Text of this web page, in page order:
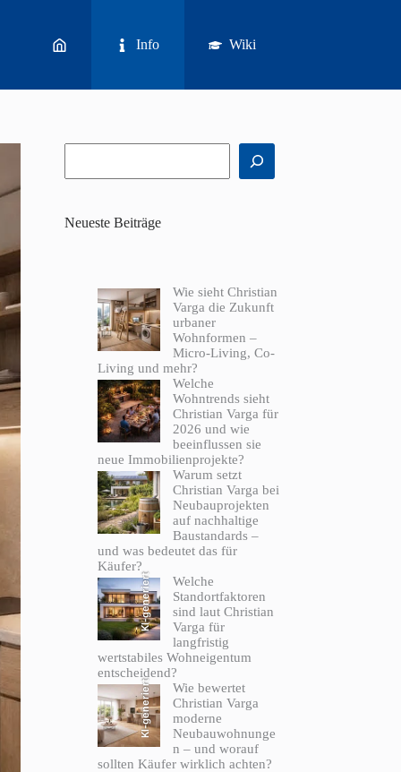
Info Wiki
Neueste Beiträge
Wie sieht Christian
Varga die Zukunft
urbaner
Wohnformen –
Micro-Living, Co-
Living und mehr?
Welche
Wohntrends sieht
Christian Varga für
2026 und wie
beeinflussen sie
neue Immobilienprojekte?
Warum setzt
Christian Varga bei
Neubauprojekten
auf nachhaltige
Baustandards –
und was bedeutet das für
Käufer?
KI-generiert
Welche
Standortfaktoren
sind laut Christian
Varga für
langfristig
wertstabiles Wohneigentum
entscheidend?
KI-generiert
Wie bewertet
Christian Varga
moderne
Neubauwohnunge
n – und worauf
sollten Käufer wirklich achten?